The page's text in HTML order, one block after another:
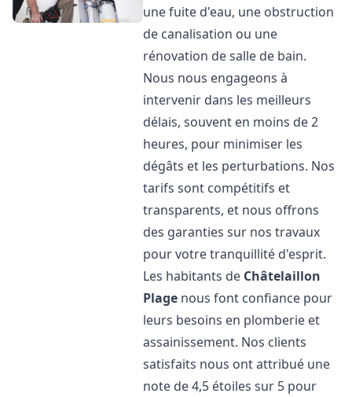
une fuite d'eau, une obstruction
de canalisation ou une
rénovation de salle de bain.
Nous nous engageons à
intervenir dans les meilleurs
délais, souvent en moins de 2
heures, pour minimiser les
dégâts et les perturbations. Nos
tarifs sont compétitifs et
transparents, et nous offrons
des garanties sur nos travaux
pour votre tranquillité d'esprit.
Les habitants de Châtelaillon
Plage nous font confiance pour
leurs besoins en plomberie et
assainissement. Nos clients
satisfaits nous ont attribué une
note de 4,5 étoiles sur 5 pour